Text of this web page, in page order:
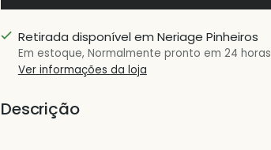
Retirada disponível em Neriage Pinheiros
Em estoque, Normalmente pronto em 24 horas
Ver informações da loja
Descrição